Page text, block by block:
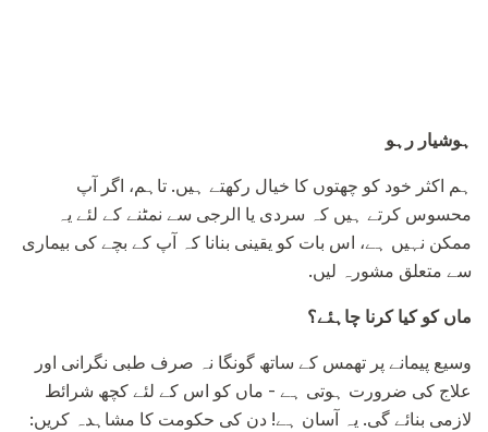
ہوشیار رہو
ہم اکثر خود کو چھتوں کا خیال رکھتے ہیں. تاہم، اگر آپ
محسوس کرتے ہیں کہ سردی یا الرجی سے نمٹنے کے لئے یہ
ممکن نہیں ہے، اس بات کو یقینی بنانا کہ آپ کے بچے کی بیماری
سے متعلق مشورہ لیں.
ماں کو کیا کرنا چاہئے؟
وسیع پیمانے پر تھمس کے ساتھ گونگا نہ صرف طبی نگرانی اور
علاج کی ضرورت ہوتی ہے - ماں کو اس کے لئے کچھ شرائط
لازمی بنائے گی. یہ آسان ہے! دن کی حکومت کا مشاہدہ کریں: